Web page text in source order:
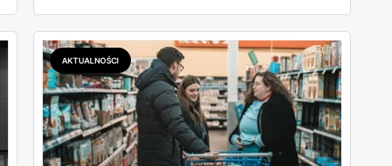
zabawki, akcesoria dla zwierząt i tarasowe drobiazgi w
wisienki. Przejrzałam stronę po stronie i wyłuskałam to, na
co szkoda przejść obojętnie. Z aplikacją Pepco można
dodatkowo odbić 10% u kasy.
AKTUALNOŚCI